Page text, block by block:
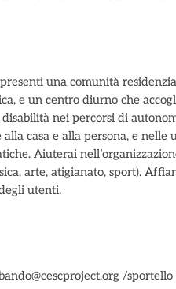
una comunità
e un centro diurno che
nei percorsi di
casa e alla persona, e
Aiuterai
arte, atigianato, sport).
utenti.
/